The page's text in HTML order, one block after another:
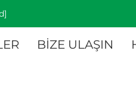
BİZE ULAŞIN